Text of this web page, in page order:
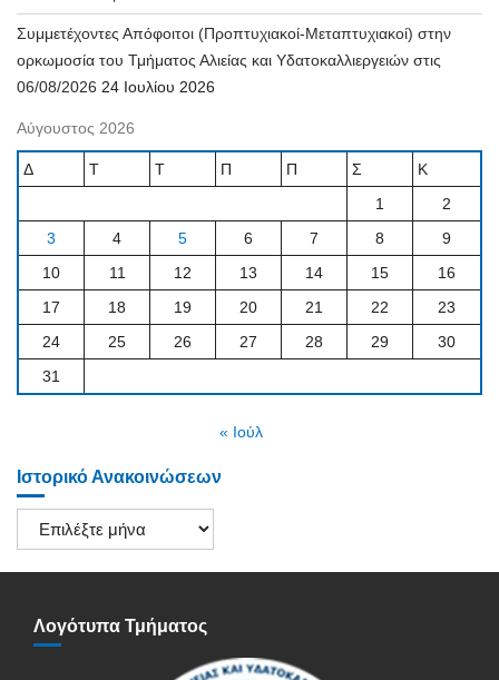
Συμμετέχοντες Απόφοιτοι (Προπτυχιακοί-Μεταπτυχιακοί) στην
ορκωμοσία του Τμήματος Αλιείας και Υδατοκαλλιεργειών στις
06/08/2026 24 Ιουλίου 2026
Αύγουστος 2026
Δ Τ Τ Π Π Σ
Κ
1
2
3
4 5 6 7 8
9
10
11 12 13 14 15
16
17
18 19 20 21 22
23
24
25 26 27 28 29
30
31
« Ιούλ
Ιστορικό Ανακοινώσεων
Ιστορικό
Ανακοινώσεων
Λογότυπα Τμήματος